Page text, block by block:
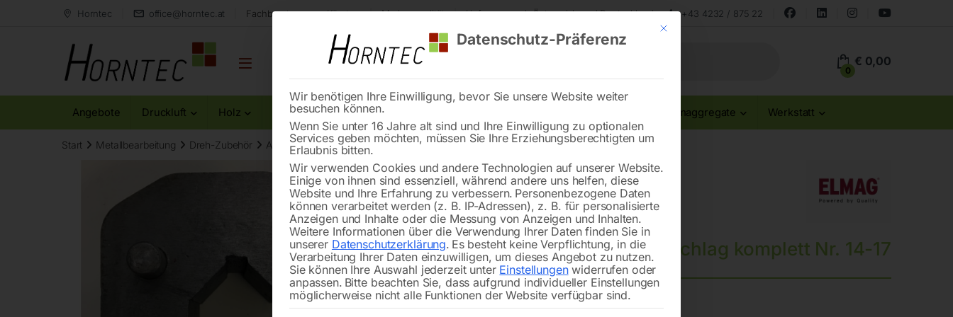
Horntec office@horntec.at Fachberatung aus Kärnten Markenqualität Lieferung nach Österreich und Deutschland +43 4232 / 875 22
0
€ 0,00
Angebote Druckluft Holz Metall Reinigung Stromaggregate Werkstatt
Start Metallbearbeitung Dreh-Zubehör Anschlag komplett Nr. 14-17
🔍
Anschlag komplett Nr. 14-17
zu Industrie 230 K
Mit diesem Button wird der Dialog geschlossen. Seine Funktionalität ist
Datenschutz-Präferenz
Wir benötigen Ihre Einwilligung, bevor Sie unsere Website weiter
besuchen können.
Wenn Sie unter 16 Jahre alt sind und Ihre Einwilligung zu optionalen
Services geben möchten, müssen Sie Ihre Erziehungsberechtigten um
Erlaubnis bitten.
Wir verwenden Cookies und andere Technologien auf unserer Website.
Einige von ihnen sind essenziell, während andere uns helfen, diese
Website und Ihre Erfahrung zu verbessern. Personenbezogene Daten
können verarbeitet werden (z. B. IP-Adressen), z. B. für personalisierte
Anzeigen und Inhalte oder die Messung von Anzeigen und Inhalten.
Weitere Informationen über die Verwendung Ihrer Daten finden Sie in
unserer Datenschutzerklärung. Es besteht keine Verpflichtung, in die
Verarbeitung Ihrer Daten einzuwilligen, um dieses Angebot zu nutzen.
Sie können Ihre Auswahl jederzeit unter Einstellungenwiderrufen oder
anpassen. Bitte beachten Sie, dass aufgrund individueller Einstellungen
möglicherweise nicht alle Funktionen der Website verfügbar sind.